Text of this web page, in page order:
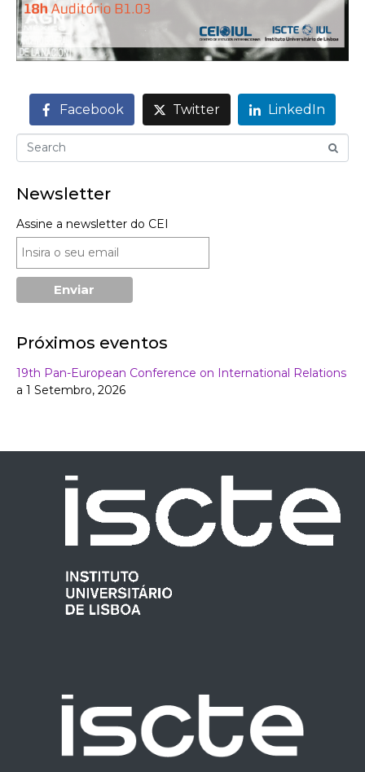
Facebook Twitter LinkedIn
Newsletter
Assine a newsletter do CEI
Próximos eventos
19th Pan-European Conference on International Relations
a 1 Setembro, 2026